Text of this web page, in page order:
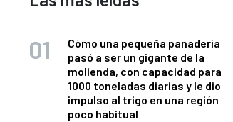
Cómo una pequeña panadería
pasó a ser un gigante de la
molienda, con capacidad para
1000 toneladas diarias y le dio
impulso al trigo en una región
poco habitual